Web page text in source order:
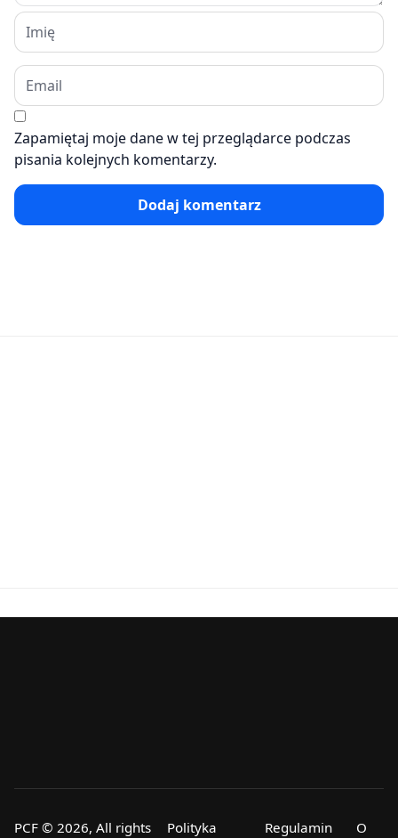
Zapamiętaj moje dane w tej przeglądarce podczas
pisania kolejnych komentarzy.
Dodaj komentarz
PCF © 2026, All rights Polityka Regulamin O